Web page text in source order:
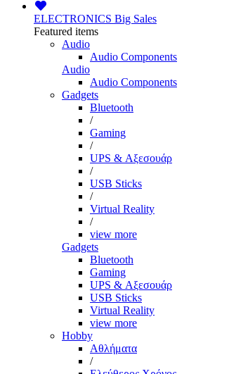
ELECTRONICS Big Sales
Featured items
Audio
Audio Components
Audio
Audio Components
Gadgets
Bluetooth
/
Gaming
/
UPS & Αξεσουάρ
/
USB Sticks
/
Virtual Reality
/
view more
Gadgets
Bluetooth
Gaming
UPS & Αξεσουάρ
USB Sticks
Virtual Reality
view more
Hobby
Αθλήματα
/